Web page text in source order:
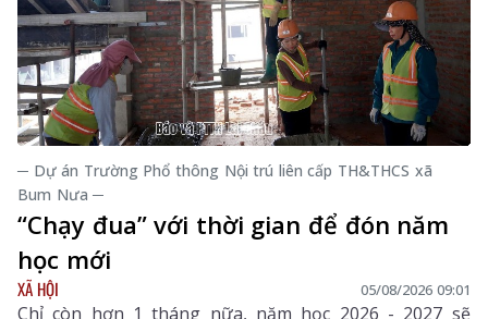
─ Dự án Trường Phổ thông Nội trú liên cấp TH&THCS xã
Bum Nưa ─
“Chạy đua” với thời gian để đón năm
học mới
XÃ HỘI 05/08/2026 09:01
Chỉ còn hơn 1 tháng nữa, năm học 2026 - 2027 sẽ